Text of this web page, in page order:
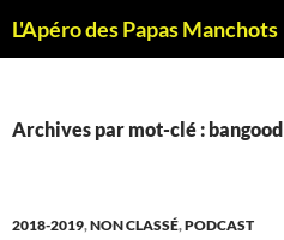
L'Apéro des Papas Manchots
Archives par mot-clé : bangood
2018-2019,NON CLASSÉ,PODCAST